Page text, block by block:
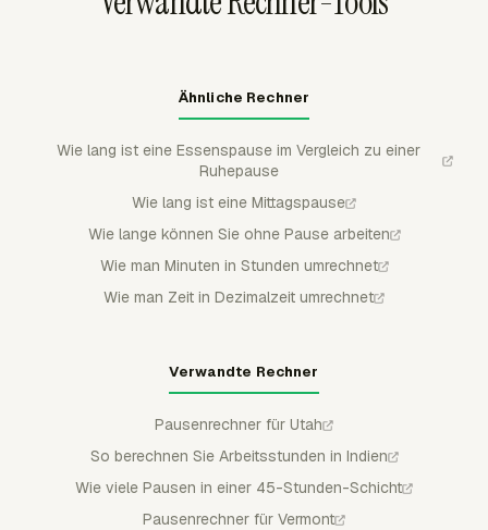
Ähnliche Rechner
Wie lang ist eine Essenspause im Vergleich zu einer
Ruhepause
Wie lang ist eine Mittagspause
Wie lange können Sie ohne Pause arbeiten
Wie man Minuten in Stunden umrechnet
Wie man Zeit in Dezimalzeit umrechnet
Verwandte Rechner
Pausenrechner für Utah
So berechnen Sie Arbeitsstunden in Indien
Wie viele Pausen in einer 45-Stunden-Schicht
Pausenrechner für Vermont